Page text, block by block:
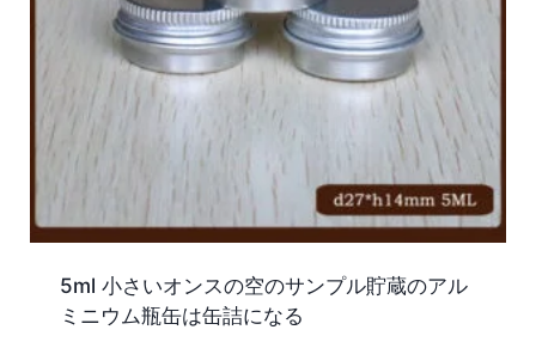
5ml 小さいオンスの空のサンプル貯蔵のアル
ミニウム瓶缶は缶詰になる